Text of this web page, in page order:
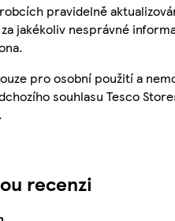
pravidelně
jakékoliv nesprávné
pro osobní použití a
souhlasu Tesco
recenzi